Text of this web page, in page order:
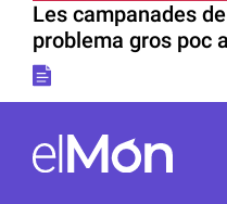
Les campanades
problema gros poc